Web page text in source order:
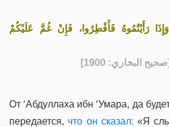
رَأَيْتُمُوهُ فَأَفْطِرُوا، فَإِنْ غُمَّ عَلَيْكُمْ
البخاري: 1900]
От ‘Абдуллаха ибн ‘Умара, да
передается, что он сказал: «Я